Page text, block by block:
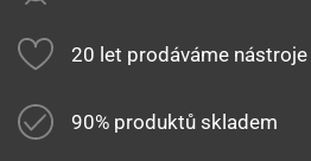
20 let prodáváme nástroje
90% produktů skladem